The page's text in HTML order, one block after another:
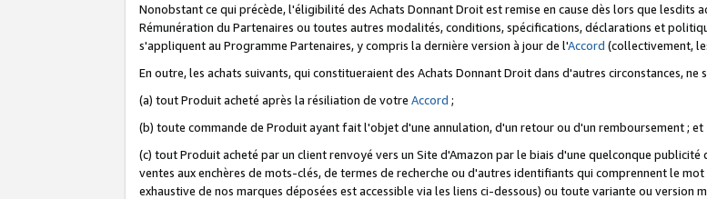
Nonobstant ce qui précède, l'éligibilité des Achats Donnant Droit est remise en cause dès lors que lesdits
Rémunération du Partenaires ou toutes autres modalités, conditions, spécifications, déclarations et
s'appliquent au Programme Partenaires, y compris la dernière version à jour de l'Accord (collectivement,
En outre, les achats suivants, qui constitueraient des Achats Donnant Droit dans d'autres circonstances,
(a) tout Produit acheté après la résiliation de votre Accord ;
(b) toute commande de Produit ayant fait l'objet d'une annulation, d'un retour ou d'un remboursement ; et
(c) tout Produit acheté par un client renvoyé vers un Site d'Amazon par le biais d'une quelconque
ventes aux enchères de mots-clés, de termes de recherche ou d'autres identifiants qui comprennent le
exhaustive de nos marques déposées est accessible via les liens ci-dessous) ou toute variante ou version